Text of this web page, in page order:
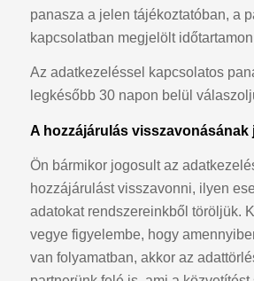
panasza a jelen tájékoztatóban, a
kapcsolatban megjelölt
Az adatkezeléssel kapcsolatos
legkésőbb 30 napon belül
A hozzájárulás visszavonásának
Ön bármikor jogosult az
hozzájárulást visszavonni, ilyen
adatokat rendszereinkből töröljük.
vegye figyelembe, hogy
van folyamatban, akkor az